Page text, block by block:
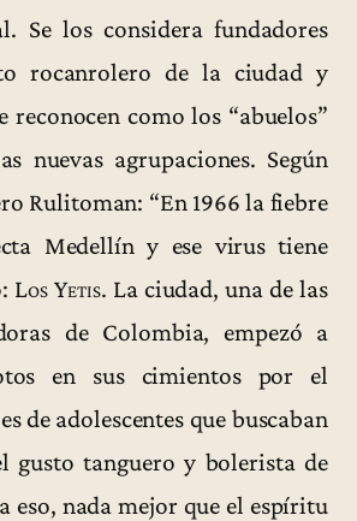
Se los considera fundadores
rocanrolero de la ciudad y
reconocen como los “abuelos”
nuevas agrupaciones. Según
Rulitoman: “En 1966 la fiebre
Medellín y ese virus tiene
Los Yetis. La ciudad, una de las
de Colombia, empezó a
en sus cimientos por el
de adolescentes que buscaban
gusto tanguero y bolerista de
eso, nada mejor que el espíritu